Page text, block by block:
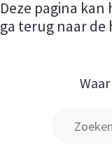
Deze pagina
ga terug naar de